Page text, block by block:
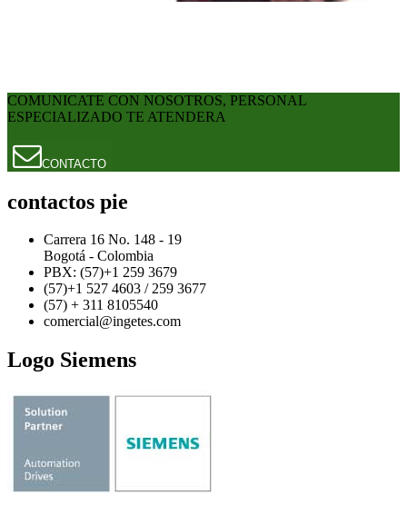
COMUNICATE CON NOSOTROS, PERSONAL
ESPECIALIZADO TE ATENDERA
CONTACTO
contactos pie
Carrera 16 No. 148 - 19
Bogotá - Colombia
PBX: (57)+1 259 3679
(57)+1 527 4603 / 259 3677
(57) + 311 8105540
comercial@ingetes.com
Logo Siemens